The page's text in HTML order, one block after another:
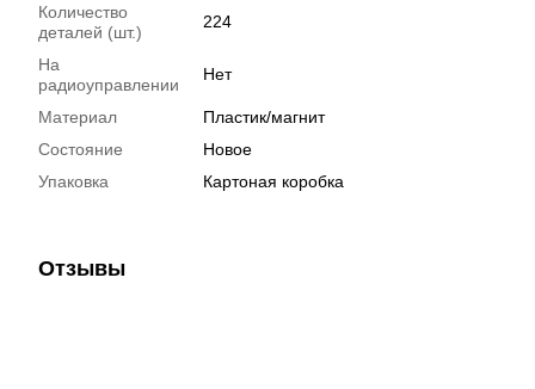
Количество
деталей (шт.)
224
На
радиоуправлении
Нет
Материал
Пластик/магнит
Состояние
Новое
Упаковка
Картоная коробка
Отзывы